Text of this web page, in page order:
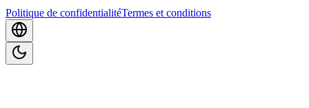
Politique de confidentialitéTermes et conditions